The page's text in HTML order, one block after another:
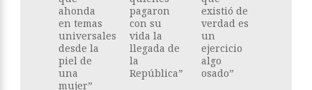
ahonda
en temas
universales
desde la
piel de
una
mujer”
pagaron
con su
vida la
llegada de
la
República”
existió de
verdad es
un
ejercicio
algo
osado”